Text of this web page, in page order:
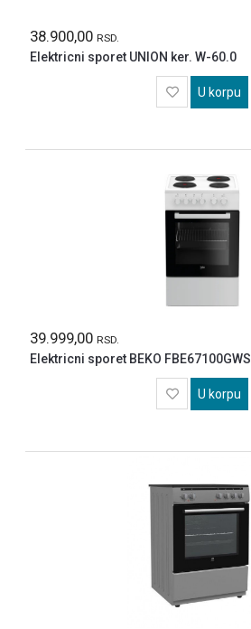
38.900,00 RSD.
Elektricni sporet UNION ker. W-60.0
U korpu
39.999,00 RSD.
Elektricni sporet BEKO FBE67100GWS
U korpu